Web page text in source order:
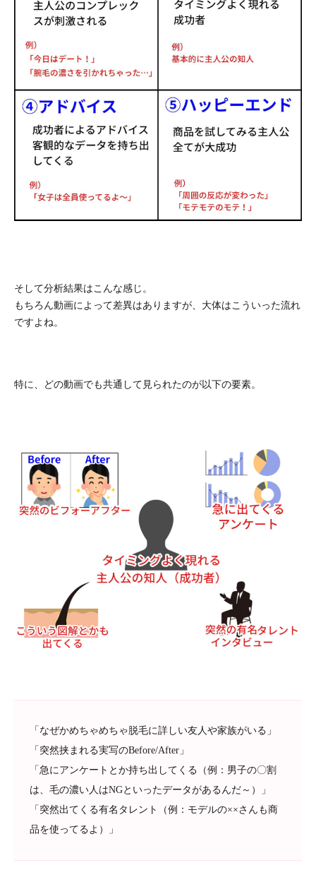
そして分析結果はこんな感じ。
もちろん動画によって差異はありますが、大体はこういった流れ
ですよね。
特に、どの動画でも共通して見られたのが以下の要素。
「なぜかめちゃめちゃ脱毛に詳しい友人や家族がいる」
「突然挟まれる実写のBefore/After」
「急にアンケートとか持ち出してくる（例：男子の〇割
は、毛の濃い人はNGといったデータがあるんだ～）」
「突然出てくる有名タレント（例：モデルの××さんも商
品を使ってるよ）」